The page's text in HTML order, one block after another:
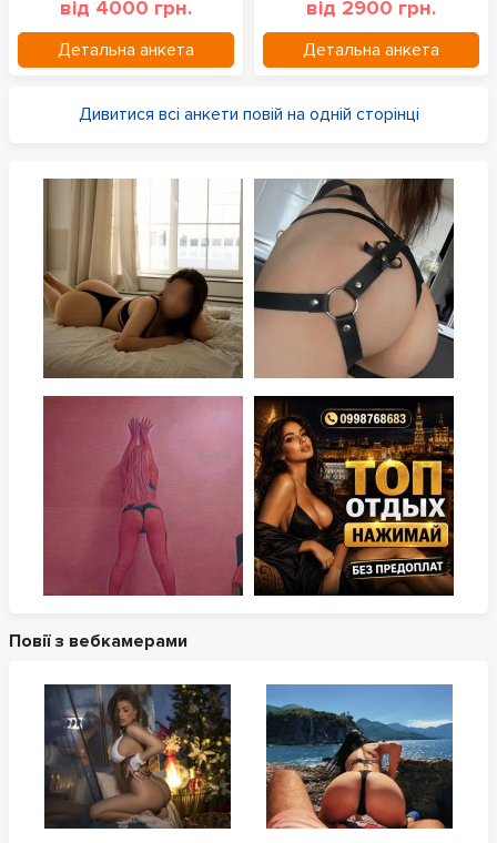
від 4000 грн.
Детальна анкета
від 2900 грн.
Детальна анкета
Дивитися всі анкети повій на одній сторінці
Повії з вебкамерами